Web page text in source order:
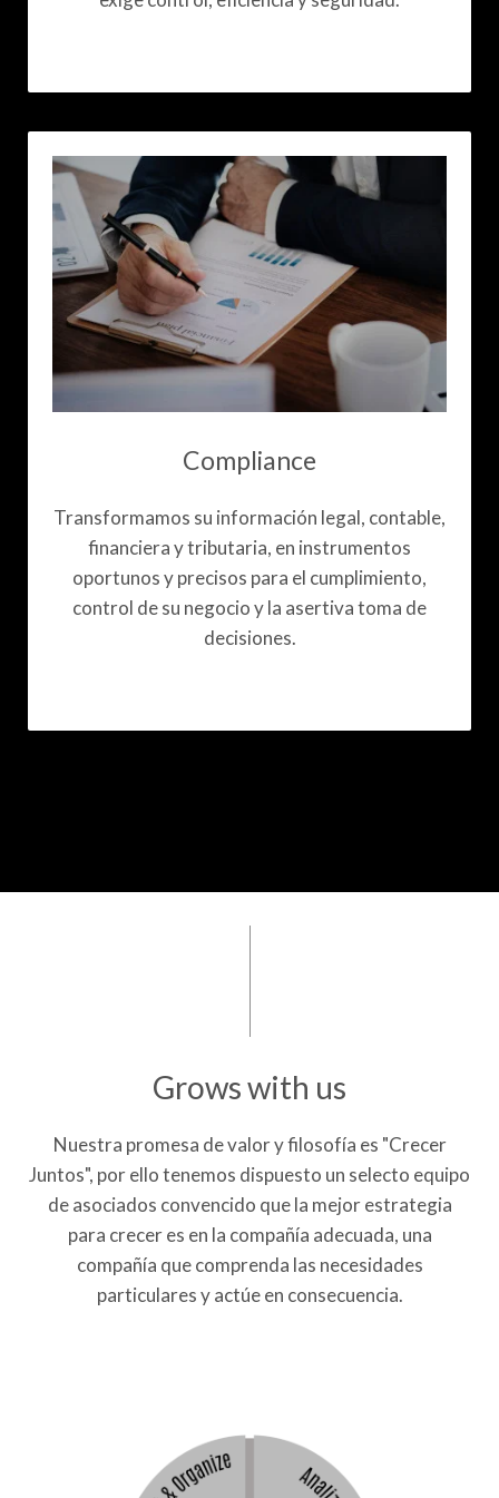
Compliance
Transformamos su información legal, contable,
financiera y tributaria, en instrumentos
oportunos y precisos para el cumplimiento,
control de su negocio y la asertiva toma de
decisiones.
Grows with us
Nuestra promesa de valor y filosofía es "Crecer
Juntos", por ello tenemos dispuesto un selecto equipo
de asociados convencido que la mejor estrategia
para crecer es en la compañía adecuada, una
compañía que comprenda las necesidades
particulares y actúe en consecuencia.